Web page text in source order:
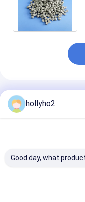
Productos
hollyho2
Good day, what